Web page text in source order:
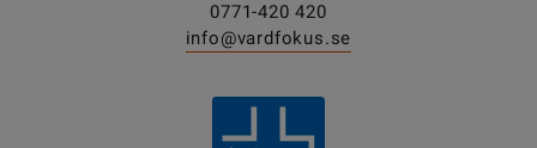
0771-420 420
info@vardfokus.se